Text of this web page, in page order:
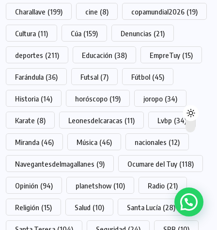
Charallave (199) cine (8) copamundial2026 (19)
Cultura (11) Cúa (159) Denuncias (21)
deportes (211) Educación (38) EmpreTuy (15)
Farándula (36) Futsal (7) Fútbol (45)
Historia (14) horóscopo (19) joropo (34)
Karate (8) Leonesdelcaracas (11) Lvbp (34)
Miranda (46) Música (46) nacionales (12)
Navegantesdelmagallanes (9) Ocumare del Tuy (118)
Opinión (94) planetshow (10) Radio (21)
Religión (15) Salud (10) Santa Lucía (28)